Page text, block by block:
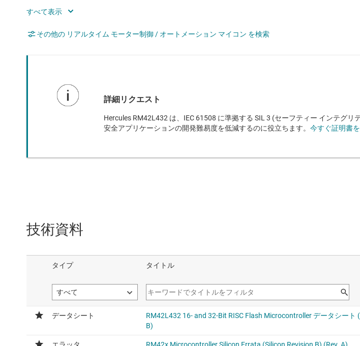
Rating
Nonvolatile memory (kByte)
45
その他の リアルタイム モーター制御 / オートメーション マイコン を検索
詳細リクエスト
Hercules RM42L432 は、IEC 61508 に準拠する SIL 3 (セーフティー インテグ
安全アプリケーションの開発難易度を低減するのに役立ちます。 今すぐ証明書
技術資料